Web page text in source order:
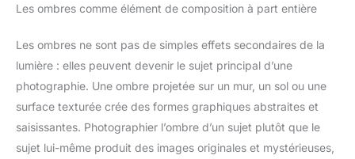
Les ombres comme élément de composition à part entière
Les ombres ne sont pas de simples effets secondaires de la
lumière : elles peuvent devenir le sujet principal d’une
photographie. Une ombre projetée sur un mur, un sol ou une
surface texturée crée des formes graphiques abstraites et
saisissantes. Photographier l’ombre d’un sujet plutôt que le
sujet lui-même produit des images originales et mystérieuses,